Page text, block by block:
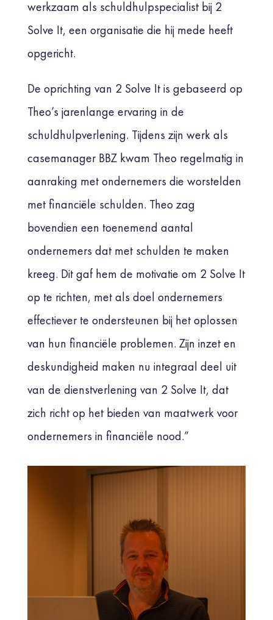
werkzaam als schuldhulpspecialist bij 2
Solve It, een organisatie die hij mede heeft
opgericht.
De oprichting van 2 Solve It is gebaseerd op
Theo’s jarenlange ervaring in de
schuldhulpverlening. Tijdens zijn werk als
casemanager BBZ kwam Theo regelmatig in
aanraking met ondernemers die worstelden
met financiële schulden. Theo zag
bovendien een toenemend aantal
ondernemers dat met schulden te maken
kreeg. Dit gaf hem de motivatie om 2 Solve It
op te richten, met als doel ondernemers
effectiever te ondersteunen bij het oplossen
van hun financiële problemen. Zijn inzet en
deskundigheid maken nu integraal deel uit
van de dienstverlening van 2 Solve It, dat
zich richt op het bieden van maatwerk voor
ondernemers in financiële nood.”